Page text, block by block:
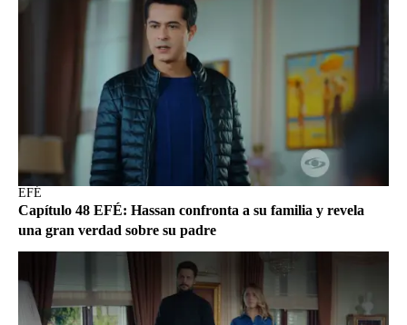
EFÉ
Capítulo 48 EFÉ: Hassan confronta a su familia y revela
una gran verdad sobre su padre